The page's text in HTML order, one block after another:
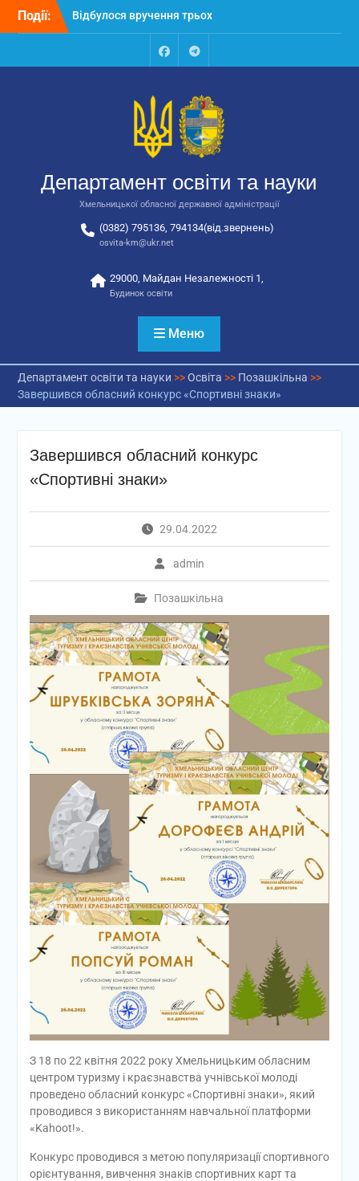
Перейти
Події:
Відбулося вручення трьох
освіти та науки обласної
державної адміністрації
Відбулась обласна
національно-патріотичне
виховання
FacebookTalegram
Департамент освіти та науки
Хмельницької обласної державної адміністрації
(0382) 795136, 794134(від.звернень)
osvita-km@ukr.net
29000, Майдан Незалежності 1,
Будинок освіти
Меню
Департамент освіти та науки >>Освіта >> Позашкільна >>
Завершився обласний конкурс «Спортивні знаки»
Завершився обласний конкурс
«Спортивні знаки»
29.04.2022
admin
Позашкільна
З 18 по 22 квітня 2022 року Хмельницьким обласним
центром туризму і краєзнавства учнівської молоді
проведено обласний конкурс «Спортивні знаки», який
проводився з використанням навчальної платформи
«Kahoot!».
Конкурс проводився з метою популяризації спортивного
орієнтування, вивчення знаків спортивних карт та